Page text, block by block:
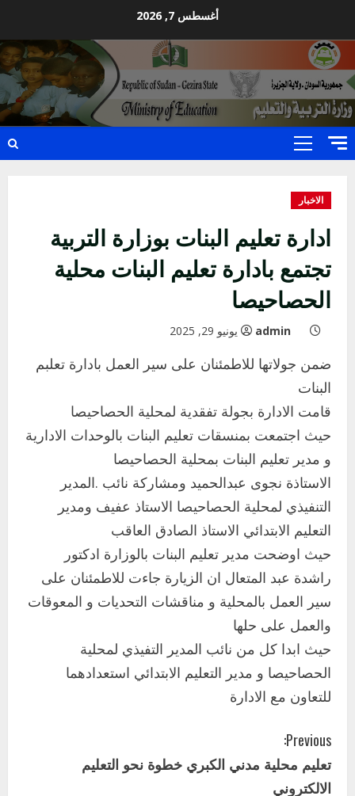
content
أغسطس 7, 2026
Primary
الاخبار
ادارة تعليم البنات بوزارة التربية
تجتمع بادارة تعليم البنات محلية
الحصاحيصا
admin يونيو 29, 2025
ضمن جولاتها للاطمئنان على سير العمل بادارة تعلبم
البنات
قامت الادارة بجولة تفقدية لمحلية الحصاحيصا
حيث اجتمعت بمنسقات تعليم البنات بالوحدات الادارية
و مدير تعليم البنات بمحلية الحصاحيصا
الاستاذة نجوى عبدالحميد ومشاركة نائب .المدير
التنفيذي لمحلية الحصاحيصا الاستاذ عفيف ومدير
التعليم الابتدائي الاستاذ الصادق العاقب
حيث اوضحت مدير تعليم البنات بالوزارة ادكتور
راشدة عبد المتعال ان الزيارة جاءت للاطمئنان على
سير العمل بالمحلية و مناقشات التحديات و المعوقات
والعمل على حلها
حيث ابدا كل من نائب المدير التفيذي لمحلية
الحصاحيصا و مدير التعليم الابتدائي استعدادهما
للتعاون مع الادارة
C
o
Previous:
تعليم محلية مدني الكبري خطوة نحو التعليم
الالكتروني
اخر الاخبار
التعليم الخاص بمحلية ودمدني الكبرى
يعلن تخفيض الرسوم الدراسية لهذا العام
بنسبة15%
اخر الاخبار
وزير التربية والتعليم بالولاية يدشن ورشة
تأهيل معلمي مادة اللغة الإنجليزية بمحلية
أغسطس 3, 2026
4
اخر الاخبار الاخبار
مدير إدارة الجودة و التطوير الإداري